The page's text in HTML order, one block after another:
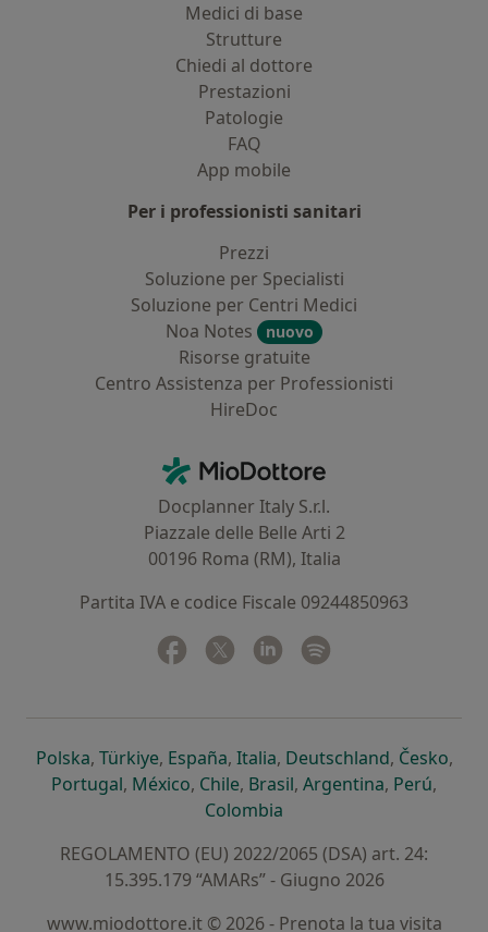
Medici di base
Strutture
Chiedi al dottore
Prestazioni
Patologie
FAQ
App mobile
Per i professionisti sanitari
Prezzi
Soluzione per Specialisti
Soluzione per Centri Medici
Noa Notes
nuovo
Risorse gratuite
Centro Assistenza per Professionisti
HireDoc
MioDottore - Homepage
Docplanner Italy S.r.l.
Piazzale delle Belle Arti 2
00196 Roma (RM), Italia
Partita IVA e codice Fiscale 09244850963
Facebook
si apre in una nuova scheda
Twitter
si apre in una nuova scheda
Linkedin
si apre in una nuova
Polskasi apre in una nuova scheda
, Türkiyesi apre in una nuova scheda
, Españasi apre in una nuova scheda
, Italiasi apre in una nuova
, Deutschlandsi apre in
, Českosi
,
Portugalsi apre in una nuova scheda
, Méxicosi apre in una nuova scheda
, Chilesi apre in una nuova scheda
, Brasilsi apre in una nuova
, Argentinasi apre in
, Perúsi
,
Colombia
REGOLAMENTO (EU) 2022/2065 (DSA) art. 24:
15.395.179 “AMARs” - Giugno 2026
www.miodottore.it © 2026 - Prenota la tua visita